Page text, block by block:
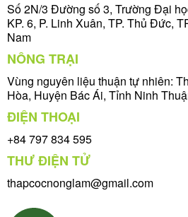
Số 2N/3 Đường số 3, Trường Đại
KP. 6, P. Linh Xuân, TP. Thủ Đức,
Nam
NÔNG TRẠI
Vùng nguyên liệu thuận tự nhiên:
Hòa, Huyện Bác Ái, Tỉnh Ninh
ĐIỆN THOẠI
+84 797 834 595
THƯ ĐIỆN TỬ
thapcocnonglam@gmail.com